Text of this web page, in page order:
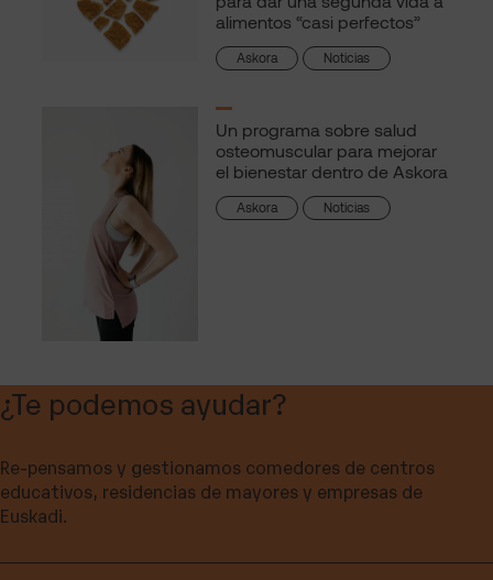
alimentos “casi perfectos”
Askora Noticias
Un programa sobre salud
osteomuscular para mejorar
el bienestar dentro de Askora
Askora Noticias
¿Te podemos ayudar?
Re-pensamos y gestionamos comedores de centros
educativos, residencias de mayores y empresas de
Euskadi.